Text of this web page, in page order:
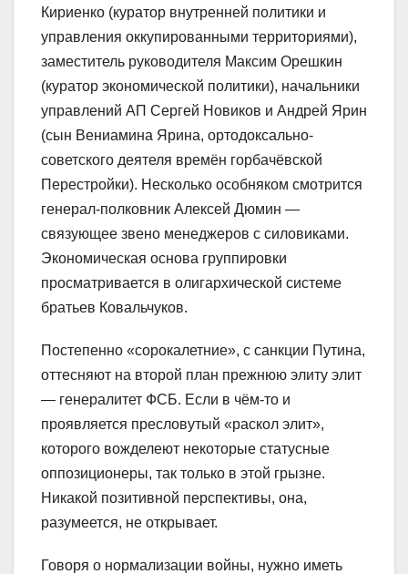
Кириенко (куратор внутренней политики и
управления оккупированными территориями),
заместитель руководителя Максим Орешкин
(куратор экономической политики), начальники
управлений АП Сергей Новиков и Андрей Ярин
(сын Вениамина Ярина, ортодоксально-
советского деятеля времён горбачёвской
Перестройки). Несколько особняком смотрится
генерал-полковник Алексей Дюмин —
связующее звено менеджеров с силовиками.
Экономическая основа группировки
просматривается в олигархической системе
братьев Ковальчуков.
Постепенно «сорокалетние», с санкции Путина,
оттесняют на второй план прежнюю элиту элит
— генералитет ФСБ. Если в чём-то и
проявляется пресловутый «раскол элит»,
которого вожделеют некоторые статусные
оппозиционеры, так только в этой грызне.
Никакой позитивной перспективы, она,
разумеется, не открывает.
Говоря о нормализации войны, нужно иметь